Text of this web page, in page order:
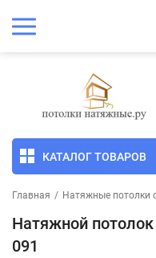
КАТАЛОГ ТОВАРОВ
Главная / Натяжные потолки
Натяжной
091